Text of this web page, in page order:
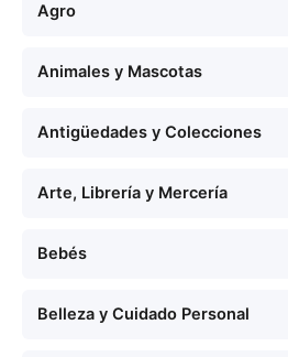
Agro
Animales y Mascotas
Antigüedades y Colecciones
Arte, Librería y Mercería
Bebés
Belleza y Cuidado Personal